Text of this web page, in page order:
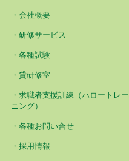
会社概要
研修サービス
各種試験
貸研修室
求職者支援訓練（ハロートレー
ニング）
各種お問い合せ
採用情報